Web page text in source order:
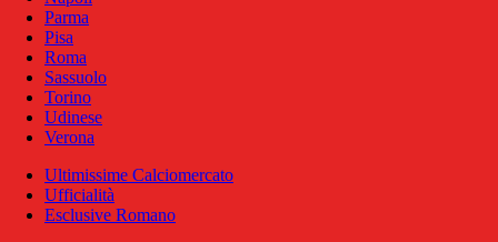
Parma
Pisa
Roma
Sassuolo
Torino
Udinese
Verona
Ultimissime Calciomercato
Ufficialità
Esclusive Romano